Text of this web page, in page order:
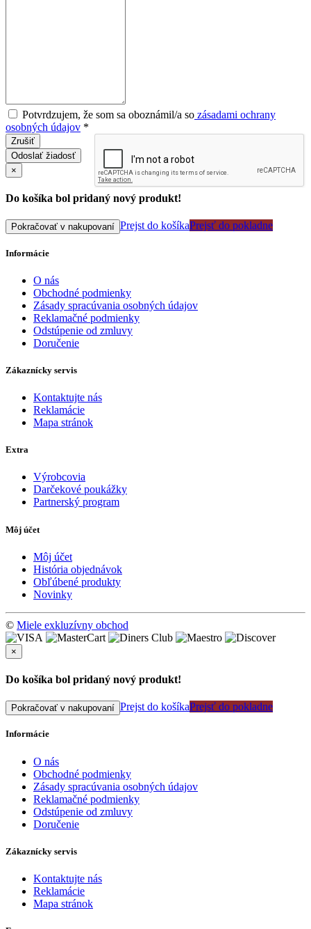
Potvrdzujem, že som sa oboznámil/a so zásadami ochrany
osobných údajov *
Zrušiť
Odoslať žiadosť
×
Do košíka bol pridaný nový produkt!
Pokračovať v nakupovaní Prejst do košíkaPrejsť do pokladne
Informácie
O nás
Obchodné podmienky
Zásady spracúvania osobných údajov
Reklamačné podmienky
Odstúpenie od zmluvy
Doručenie
Zákaznícky servis
Kontaktujte nás
Reklamácie
Mapa stránok
Extra
Výrobcovia
Darčekové poukážky
Partnerský program
Môj účet
Môj účet
História objednávok
Obľúbené produkty
Novinky
© Miele exkluzívny obchod
×
Do košíka bol pridaný nový produkt!
Pokračovať v nakupovaní Prejst do košíkaPrejsť do pokladne
Informácie
O nás
Obchodné podmienky
Zásady spracúvania osobných údajov
Reklamačné podmienky
Odstúpenie od zmluvy
Doručenie
Zákaznícky servis
Kontaktujte nás
Reklamácie
Mapa stránok